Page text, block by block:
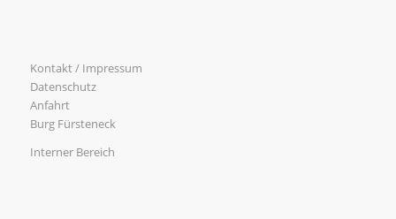
Kontakt / Impressum
Datenschutz
Anfahrt
Burg Fürsteneck
Interner Bereich